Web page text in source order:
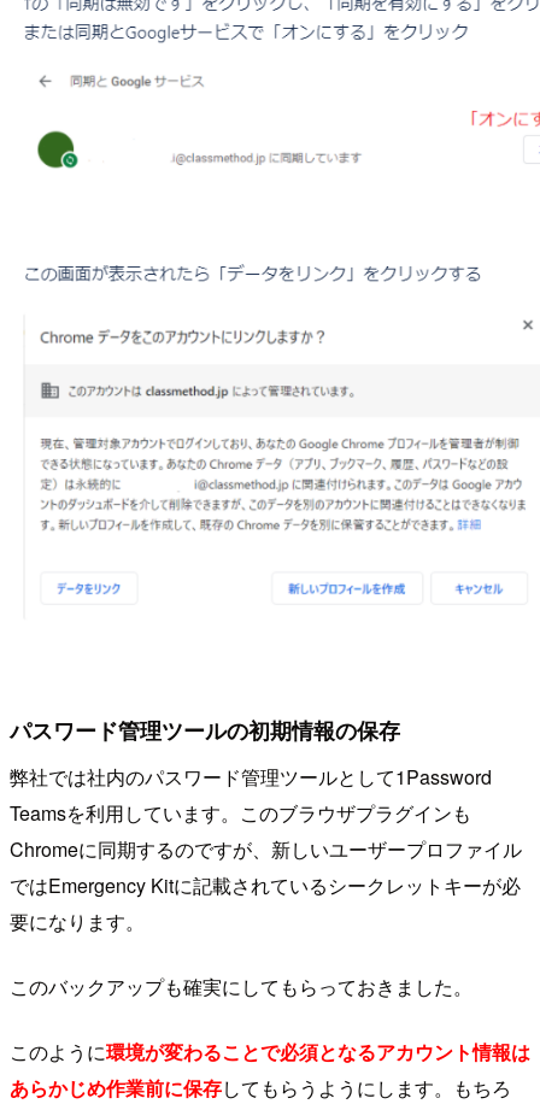
パスワード管理ツールの初期情報の保存
弊社では社内のパスワード管理ツールとして1Password
Teamsを利用しています。このブラウザプラグインも
Chromeに同期するのですが、新しいユーザープロファイル
ではEmergency Kitに記載されているシークレットキーが必
要になります。
このバックアップも確実にしてもらっておきました。
このように環境が変わることで必須となるアカウント情報は
あらかじめ作業前に保存してもらうようにします。もちろ